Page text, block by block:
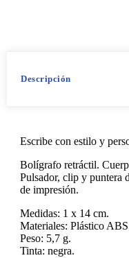
Descripción
Escribe con estilo y
Bolígrafo retráctil.
Pulsador, clip y puntera
de impresión.
Medidas: 1 x 14 cm.
Materiales: Plástico
Peso: 5,7 g.
Tinta: negra.